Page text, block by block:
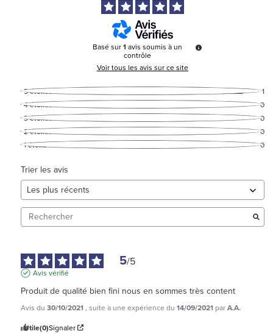
Basé sur1avis soumis à un
contrôle
Voir tous les avis sur ce site
5étoiles
1
4étoiles
0
3étoiles
0
2étoiles
0
1étoile 0
Trier les avis
5/5
Avis vérifié
Produit de qualité bien fini nous en sommes très content
Avis du 30/10/2021 , suite à une expérience du 14/09/2021 parA.A.
Utile(0)Signaler